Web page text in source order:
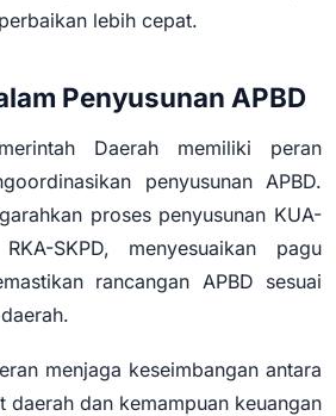
lebih cepat.
Penyusunan APBD
Daerah memiliki peran
penyusunan APBD.
proses penyusunan KUA-
SKPD, menyesuaikan pagu
rancangan APBD sesuai
menjaga keseimbangan antara
daerah dan kemampuan keuangan